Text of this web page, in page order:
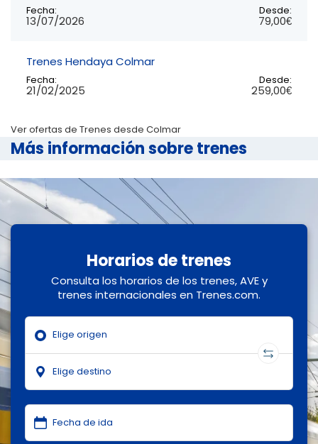
Fecha:
13/07/2026
Desde:
79,00€
Trenes Hendaya Colmar
Fecha:
21/02/2025
Desde:
259,00€
Ver ofertas de Trenes desde Colmar
Más información sobre trenes
Horarios de trenes
Consulta los horarios de los trenes, AVE y
trenes internacionales en Trenes.com.